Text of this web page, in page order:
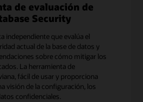
de evaluación de
Security
independiente que evalúa el
actual de la base de datos y
sobre cómo mitigar los
La herramienta de
fácil de usar y proporciona
visión de la configuración, los
confidenciales.